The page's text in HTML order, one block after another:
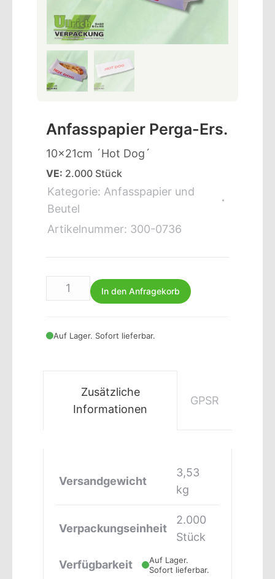
Anfasspapier Perga-Ers.
10x21cm ´Hot Dog´
VE: 2.000 Stück
Kategorie: Anfasspapier und
Beutel
Artikelnummer: 300-0736
In den Anfragekorb
Auf Lager. Sofort lieferbar.
Zusätzliche
Informationen
GPSR
Versandgewicht
3,53
kg
Verpackungseinheit
2.000
Stück
Verfügbarkeit
Auf Lager.
Sofort lieferbar.